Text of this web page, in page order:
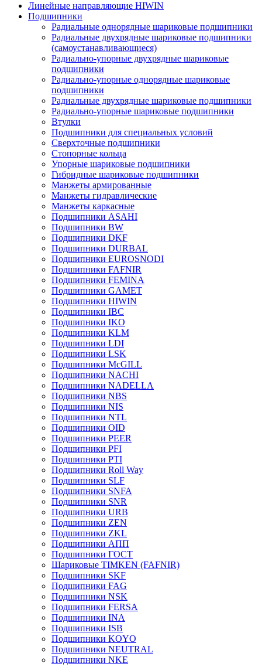
Линейные направляющие HIWIN
Подшипники
Радиальные однорядные шариковые подшипники
Радиальные двухрядные шариковые подшипники
(самоустанавливающиеся)
Радиально-упорные двухрядные шариковые
подшипники
Радиально-упорные однорядные шариковые
подшипники
Радиальные двухрядные шариковые подшипники
Радиально-упорные шариковые подшипники
Втулки
Подшипники для специальных условий
Сверхточные подшипники
Стопорные кольца
Упорные шариковые подшипники
Гибридные шариковые подшипники
Манжеты армированные
Манжеты гидравлические
Манжеты каркасные
Подшипники ASAHI
Подшипники BW
Подшипники DKF
Подшипники DURBAL
Подшипники EUROSNODI
Подшипники FAFNIR
Подшипники FEMINA
Подшипники GAMET
Подшипники HIWIN
Подшипники IBC
Подшипники IKO
Подшипники KLM
Подшипники LDI
Подшипники LSK
Подшипники McGILL
Подшипники NACHI
Подшипники NADELLA
Подшипники NBS
Подшипники NIS
Подшипники NTL
Подшипники OID
Подшипники PEER
Подшипники PFI
Подшипники PTI
Подшипники Roll Way
Подшипники SLF
Подшипники SNFA
Подшипники SNR
Подшипники URB
Подшипники ZEN
Подшипники ZKL
Подшипники АПП
Подшипники ГОСТ
Шариковые ТІMKEN (FAFNIR)
Подшипники SKF
Подшипники FAG
Подшипники NSK
Подшипники FERSA
Подшипники INA
Подшипники ISB
Подшипники KOYO
Подшипники NEUTRAL
Подшипники NKE